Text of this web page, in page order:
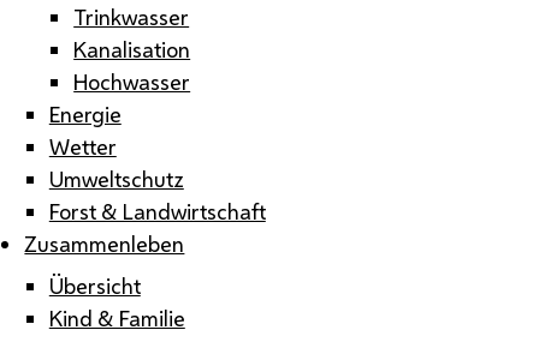
Trinkwasser
Kanalisation
Hochwasser
Energie
Wetter
Umweltschutz
Forst & Landwirtschaft
Zusammenleben
Übersicht
Kind & Familie